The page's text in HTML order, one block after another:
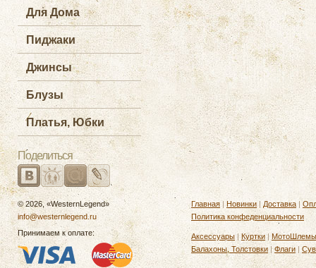
Для Дома
Пиджаки
Джинсы
Блузы
Платья, Юбки
Поделиться
© 2026, «WesternLegend»
info@westernlegend.ru
Принимаем к оплате:
Главная | Новинки | Доставка |
Политика конфеденциальности
Аксессуары | Куртки | МотоШлемы
Балахоны, Толстовки |Флаги |